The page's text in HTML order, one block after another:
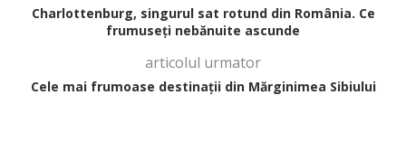
Charlottenburg, singurul sat rotund din România. Ce
frumuseți nebănuite ascunde
articolul urmator
Cele mai frumoase destinații din Mărginimea Sibiului